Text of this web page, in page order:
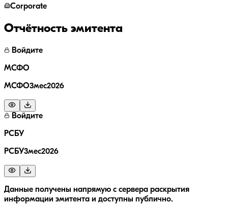
Corporate
Отчётность эмитента
Войдите
МСФО
МСФО3мес2026
Войдите
РСБУ
РСБУ3мес2026
Данные получены напрямую с сервера раскрытия
информации эмитента и доступны публично.